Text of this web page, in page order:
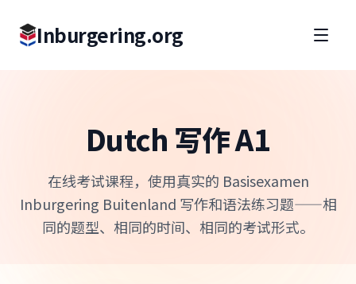
Inburgering.org
Dutch 写作 A1
在线考试课程，使用真实的 Basisexamen
Inburgering Buitenland 写作和语法练习题——相
同的题型、相同的时间、相同的考试形式。